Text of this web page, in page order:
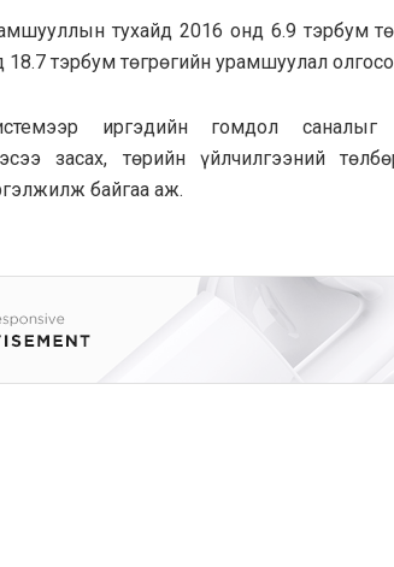
тухайд 2016 онд 6.9 тэрбум
18.7 тэрбум төгрөгийн урамшуулал
иргэдийн гомдол
засах, төрийн үйлчилгээний
байгаа аж.